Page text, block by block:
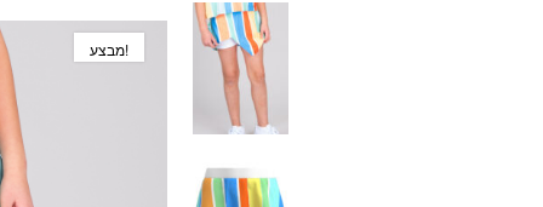
מבצע!